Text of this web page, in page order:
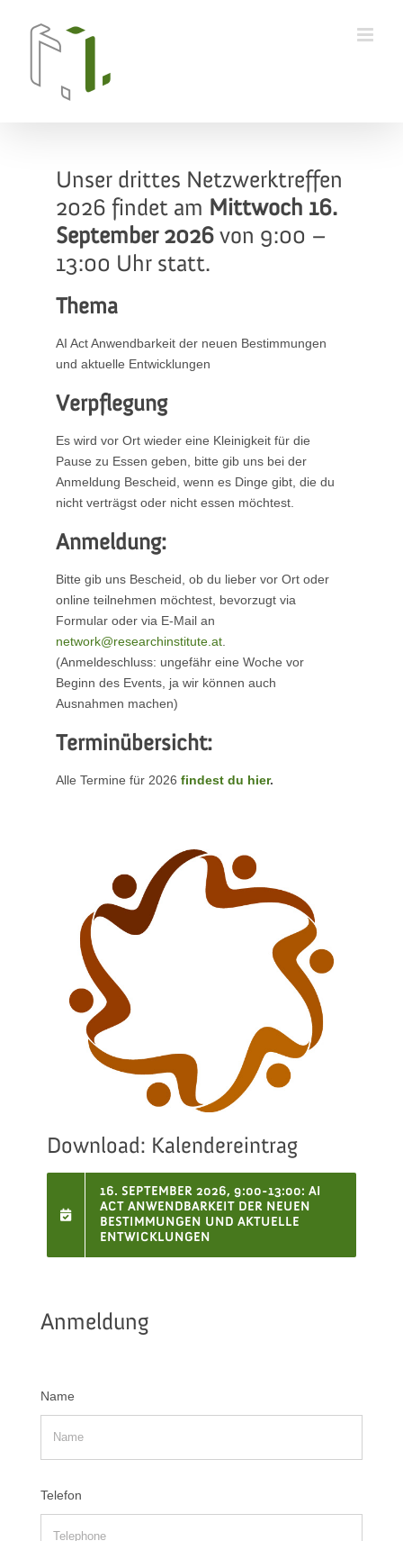
Unser drittes Netzwerktreffen
2026 findet am Mittwoch 16.
September 2026 von 9:00 –
13:00 Uhr statt.
Thema
AI Act Anwendbarkeit der neuen Bestimmungen
und aktuelle Entwicklungen
Verpflegung
Es wird vor Ort wieder eine Kleinigkeit für die
Pause zu Essen geben, bitte gib uns bei der
Anmeldung Bescheid, wenn es Dinge gibt, die du
nicht verträgst oder nicht essen möchtest.
Anmeldung:
Bitte gib uns Bescheid, ob du lieber vor Ort oder
online teilnehmen möchtest, bevorzugt via
Formular oder via E-Mail an
network@researchinstitute.at.
(Anmeldeschluss: ungefähr eine Woche vor
Beginn des Events, ja wir können auch
Ausnahmen machen)
Terminübersicht:
Alle Termine für 2026findest du hier.
Download: Kalendereintrag
16. SEPTEMBER 2026, 9:00-13:00: AI
ACT ANWENDBARKEIT DER NEUEN
BESTIMMUNGEN UND AKTUELLE
ENTWICKLUNGEN
Anmeldung
Name
Telefon